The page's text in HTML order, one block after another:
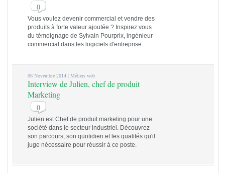
0
Vous voulez devenir commercial et vendre des
produits à forte valeur ajoutée ? Inspirez vous
du témoignage de Sylvain Pourprix, ingénieur
commercial dans les logiciels d'entreprise...
06 Novembre 2014 |Métiers web
Interview de Julien, chef de produit
Marketing
0
Julien est Chef de produit marketing pour une
société dans le secteur industriel. Découvrez
son parcours, son quotidien et les qualités qu'il
juge nécessaire pour réussir à ce poste.